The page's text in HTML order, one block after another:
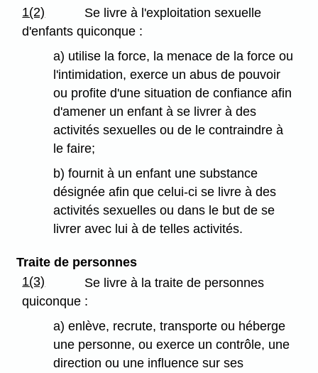
1(2)
Se livre à l'exploitation sexuelle
d'enfants quiconque :
a) utilise la force, la menace de la force ou
l'intimidation, exerce un abus de pouvoir
ou profite d'une situation de confiance afin
d'amener un enfant à se livrer à des
activités sexuelles ou de le contraindre à
le faire;
b) fournit à un enfant une substance
désignée afin que celui-ci se livre à des
activités sexuelles ou dans le but de se
livrer avec lui à de telles activités.
Traite de personnes
1(3)
Se livre à la traite de personnes
quiconque :
a) enlève, recrute, transporte ou héberge
une personne, ou exerce un contrôle, une
direction ou une influence sur ses